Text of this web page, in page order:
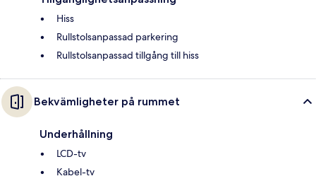
Hiss
Rullstolsanpassad parkering
Rullstolsanpassad tillgång till hiss
Bekvämligheter på rummet
Underhållning
LCD-tv
Kabel-tv